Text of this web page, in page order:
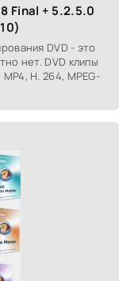
Final + 5.2.5.0
DVD - это
нет. DVD клипы
H. 264, MPEG-